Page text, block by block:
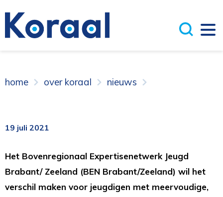
home over koraal nieuws
19 juli 2021
Het Bovenregionaal Expertisenetwerk Jeugd
Brabant/ Zeeland (BEN Brabant/Zeeland) wil het
verschil maken voor jeugdigen met meervoudige,